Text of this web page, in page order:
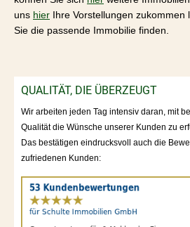
uns hier Ihre Vorstellungen zukommen
Sie die passende Immobilie finden.
QUALITÄT, DIE ÜBERZEUGT
Wir arbeiten jeden Tag intensiv daran, mit
Qualität die Wünsche unserer Kunden zu
Das bestätigen eindrucksvoll auch die
zufriedenen Kunden: